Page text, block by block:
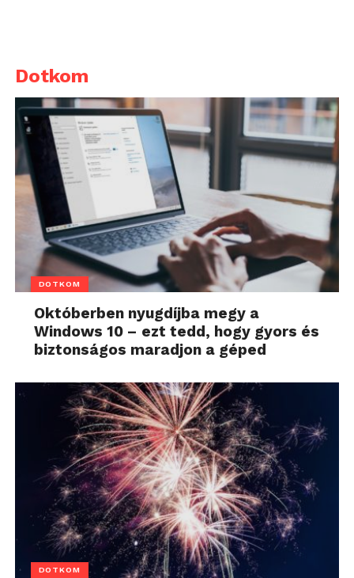
Dotkom
DOTKOM
Októberben nyugdíjba megy a
Windows 10 – ezt tedd, hogy gyors és
biztonságos maradjon a géped
DOTKOM